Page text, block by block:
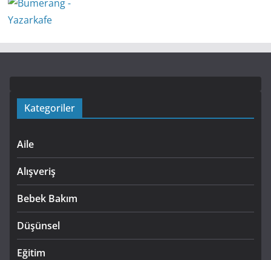
Kategoriler
Aile
Alışveriş
Bebek Bakım
Düşünsel
Eğitim